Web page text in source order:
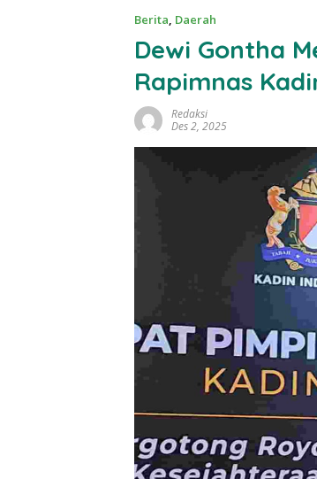
Berita, Daerah
Dewi Gontha
Rapimnas
Redaksi
Des 2, 2025